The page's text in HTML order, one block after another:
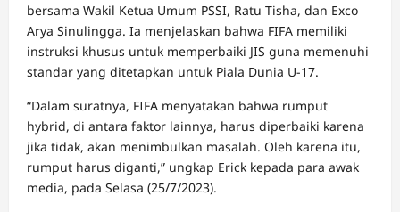
bersama Wakil Ketua Umum PSSI, Ratu Tisha, dan Exco
Arya Sinulingga. Ia menjelaskan bahwa FIFA memiliki
instruksi khusus untuk memperbaiki JIS guna memenuhi
standar yang ditetapkan untuk Piala Dunia U-17.
“Dalam suratnya, FIFA menyatakan bahwa rumput
hybrid, di antara faktor lainnya, harus diperbaiki karena
jika tidak, akan menimbulkan masalah. Oleh karena itu,
rumput harus diganti,” ungkap Erick kepada para awak
media, pada Selasa (25/7/2023).